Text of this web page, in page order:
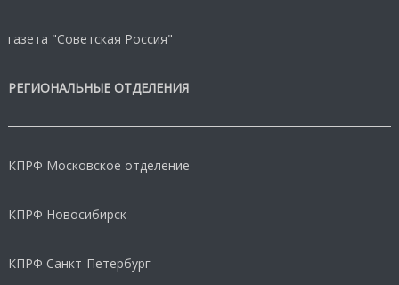
газета "Советская Россия"
РЕГИОНАЛЬНЫЕ ОТДЕЛЕНИЯ
КПРФ Московское отделение
КПРФ Новосибирск
КПРФ Санкт-Петербург